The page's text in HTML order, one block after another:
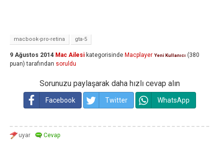
macbook-pro-retina gta-5
9 Ağustos 2014 Mac Ailesi kategorisinde Macplayer Yeni Kullanıcı (380
puan) tarafından soruldu
Sorunuzu paylaşarak daha hızlı cevap alın
Facebook Twitter WhatsApp